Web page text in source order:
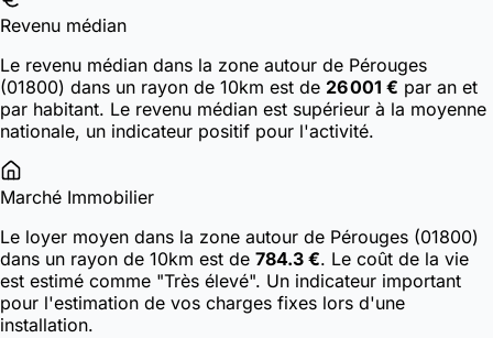
Revenu médian
Le revenu médian dans la zone autour de Pérouges
(01800) dans un rayon de 10km est de 26 001 € par an et
par habitant. Le revenu médian est supérieur à la moyenne
nationale, un indicateur positif pour l'activité.
Marché Immobilier
Le loyer moyen dans la zone autour de Pérouges (01800)
dans un rayon de 10km est de 784.3 €. Le coût de la vie
est estimé comme "Très élevé". Un indicateur important
pour l'estimation de vos charges fixes lors d'une
installation.